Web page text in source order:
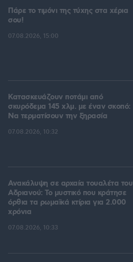
Πάρε το τιμόνι της τύχης στα χέρια
σου!
07.08.2026, 15:00
Κατασκευάζουν ποτάμι από
σκυρόδεμα 145 χλμ. με έναν σκοπό:
Να τερματίσουν την ξηρασία
07.08.2026, 10:32
Ανακάλυψη σε αρχαία τουαλέτα του
Αδριανού: Το μυστικό που κράτησε
όρθια τα ρωμαϊκά κτίρια για 2.000
χρόνια
07.08.2026, 10:33